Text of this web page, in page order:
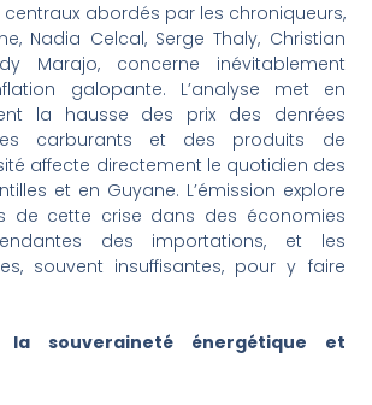
centraux abordés par les chroniqueurs,
Nadia Celcal, Serge Thaly, Christian
Marajo, concerne inévitablement
galopante. L’analyse met en
la hausse des prix des denrées
carburants et des produits de
affecte directement le quotidien des
et en Guyane. L’émission explore
de cette crise dans des économies
des importations, et les
souvent insuffisantes, pour y faire
souveraineté énergétique et